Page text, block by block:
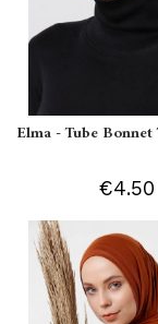
Elma - Tube
€4.50